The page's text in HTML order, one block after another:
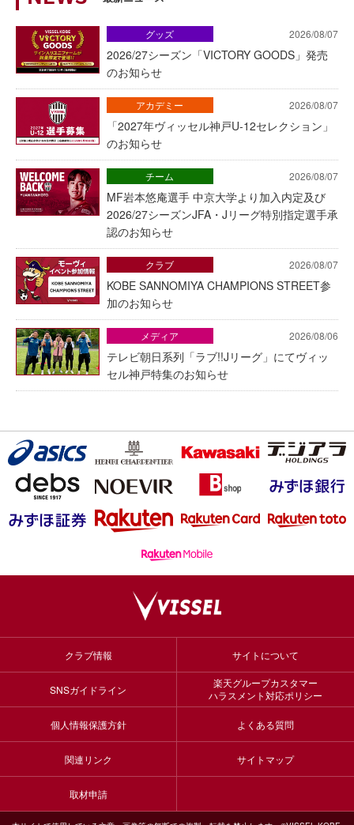
2026/08/07
2026/27シーズン「VICTORY GOODS」発売
のお知らせ
グッズ
2026/08/07
「2027年ヴィッセル神戸U-12セレクション」
のお知らせ
アカデミー
2026/08/07
MF岩本悠庵選手 中京大学より加入内定及び
2026/27シーズンJFA・Jリーグ特別指定選手承
認のお知らせ
チーム
2026/08/07
KOBE SANNOMIYA CHAMPIONS STREET参
加のお知らせ
クラブ
2026/08/06
テレビ朝日系列「ラブ!!Jリーグ」にてヴィッ
セル神戸特集のお知らせ
メディア
クラブ情報 サイトについて
SNSガイドライン
楽天グループカスタマー
ハラスメント対応ポリシー
個人情報保護方針 よくある質問
関連リンク サイトマップ
取材申請